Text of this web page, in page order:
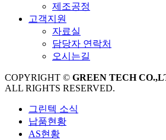
제조공정
고객지원
자료실
담당자 연락처
오시는길
COPYRIGHT © GREEN TECH
ALL RIGHTS RESERVED.
그린텍 소식
납품현황
AS현황